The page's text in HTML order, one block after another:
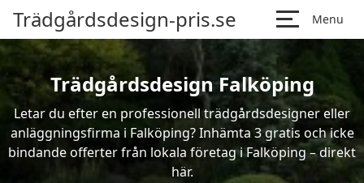
Trädgårdsdesign-pris.se Menu
Trädgårdsdesign Falköping
Letar du efter en professionell trädgårdsdesigner eller
anläggningsfirma i Falköping? Inhämta 3 gratis och icke
bindande offerter från lokala företag i Falköping – direkt
här.